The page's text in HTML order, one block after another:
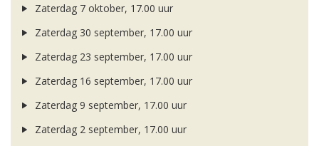
Zaterdag 7 oktober, 17.00 uur
Zaterdag 30 september, 17.00 uur
Zaterdag 23 september, 17.00 uur
Zaterdag 16 september, 17.00 uur
Zaterdag 9 september, 17.00 uur
Zaterdag 2 september, 17.00 uur